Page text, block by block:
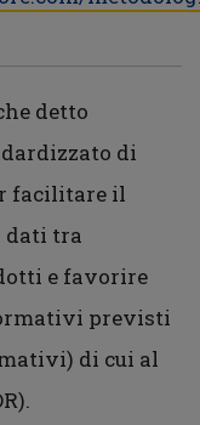
detto
di
facilitare il
dati tra
e favorire
previsti
di cui al